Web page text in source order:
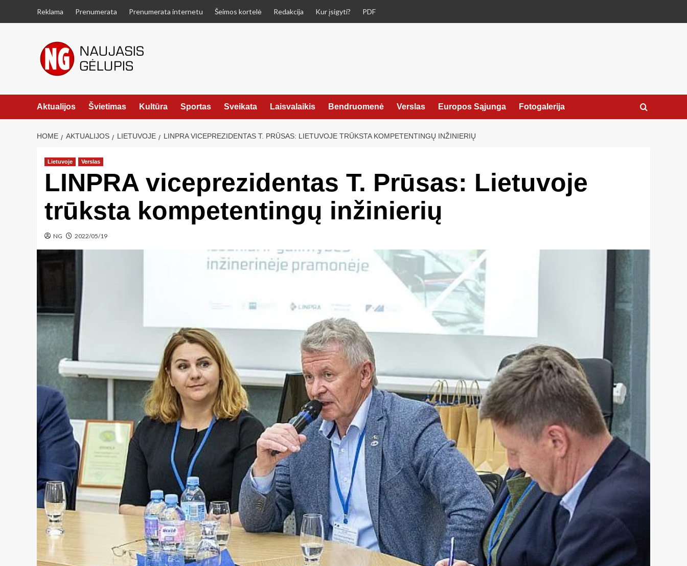
Reklama Prenumerata Prenumerata internetu Šeimos kortelė Redakcija Kur įsigyti? PDF
Aktualijos Švietimas Kultūra Sportas Sveikata Laisvalaikis Bendruomenė Verslas Europos Sąjunga Fotogalerija
HOME AKTUALIJOS LIETUVOJE LINPRA VICEPREZIDENTAS T. PRŪSAS: LIETUVOJE TRŪKSTA KOMPETENTINGŲ INŽINIERIŲ
Lietuvoje Verslas
LINPRA viceprezidentas T. Prūsas: Lietuvoje
trūksta kompetentingų inžinierių
NG 2022/05/19